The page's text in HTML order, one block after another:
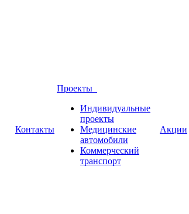
Контакты
Проекты
Индивидуальные
проекты
Медицинские
автомобили
Коммерческий
транспорт
Акции